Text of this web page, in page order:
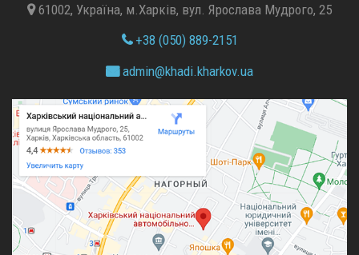
61002, Україна, м.Харків, вул. Ярослава Мудрого, 25
+38 (050) 889-2151
admin@khadi.kharkov.ua